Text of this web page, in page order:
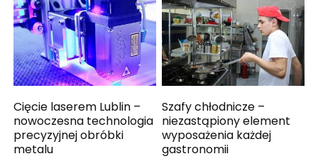
Cięcie laserem Lublin –
nowoczesna technologia
precyzyjnej obróbki
metalu
Szafy chłodnicze –
niezastąpiony element
wyposażenia każdej
gastronomii